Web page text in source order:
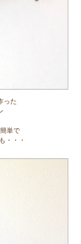
った
単で
・・・